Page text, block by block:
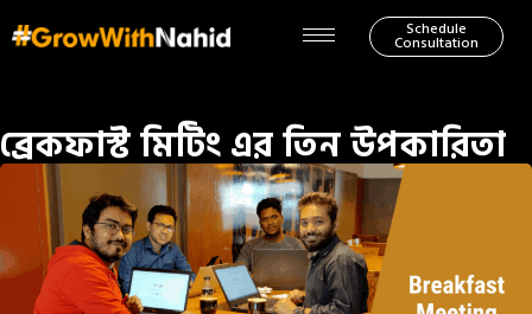
Schedule
Consultation
ব্রেকফাস্ট মিটিং এর তিন উপকারিতা